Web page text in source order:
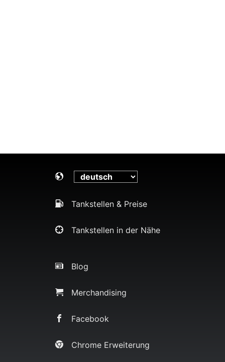
Tankstellen & Preise
Tankstellen in der Nähe
Blog
Merchandising
Facebook
Chrome Erweiterung